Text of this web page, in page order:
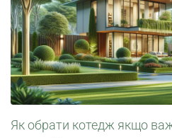
Як обрати котедж якщо